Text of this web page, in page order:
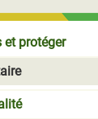
et protéger